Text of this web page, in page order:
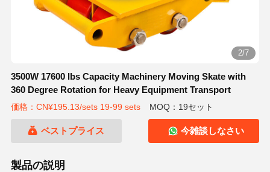
2/7
3500W 17600 lbs Capacity Machinery Moving Skate with
360 Degree Rotation for Heavy Equipment Transport
価格：CN¥195.13/sets 19-99 sets MOQ：19セット
ベストプライス 今雑談しなさい
製品の説明